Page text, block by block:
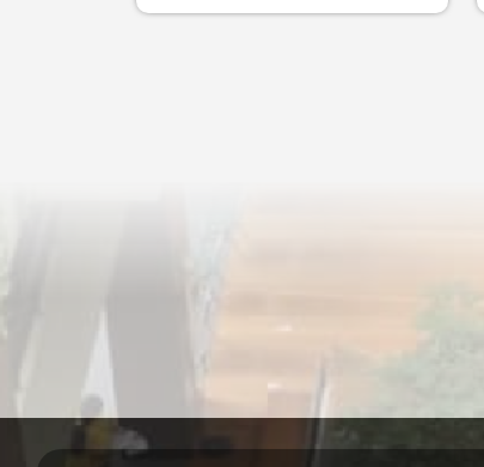
รุ่นที่ 1/2567 จัดโดยภาควิชา
บางเขน และดูงานและทำ Workshop ที่
วิทยากรโดยอาจารย์ผู้เชี่ยวชาญด้าน
ธุรกิจและการตลาดจากภาคภาควิชา
เศรษฐศาสตร์เกษตรและทรัพยากร คณะ